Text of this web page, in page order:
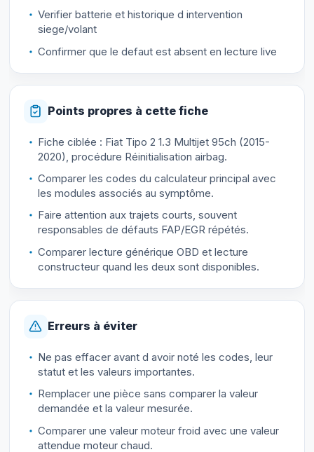
Verifier batterie et historique d intervention
siege/volant
Confirmer que le defaut est absent en lecture live
Points propres à cette fiche
Fiche ciblée : Fiat Tipo 2 1.3 Multijet 95ch (2015-
2020), procédure Réinitialisation airbag.
Comparer les codes du calculateur principal avec
les modules associés au symptôme.
Faire attention aux trajets courts, souvent
responsables de défauts FAP/EGR répétés.
Comparer lecture générique OBD et lecture
constructeur quand les deux sont disponibles.
Erreurs à éviter
Ne pas effacer avant d avoir noté les codes, leur
statut et les valeurs importantes.
Remplacer une pièce sans comparer la valeur
demandée et la valeur mesurée.
Comparer une valeur moteur froid avec une valeur
attendue moteur chaud.